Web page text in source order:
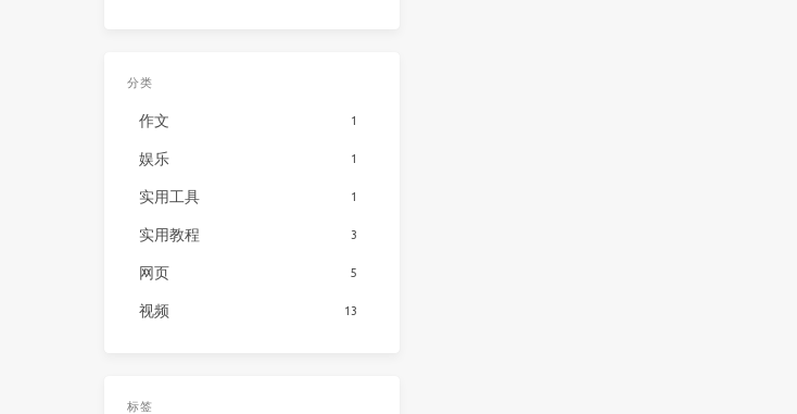
分类
作文 1
娱乐 1
实用工具 1
实用教程 3
网页 5
视频 13
标签